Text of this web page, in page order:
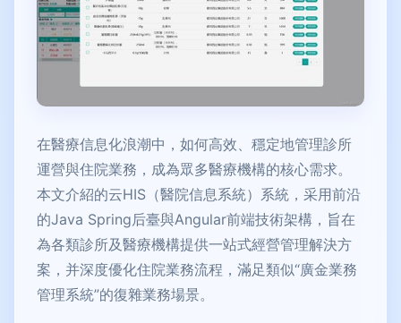
在醫療信息化浪潮中，如何高效、穩定地管理診所
運營與住院業務，成為眾多醫療機構的核心需求。
本文介紹的云HIS（醫院信息系統）系統，采用前沿
的Java Spring后臺與Angular前端技術架構，旨在
為各類診所及醫療機構提供一站式經營管理解決方
案，并深度優化住院業務流程，滿足類似“廣金業務
管理系統”的復雜業務場景。